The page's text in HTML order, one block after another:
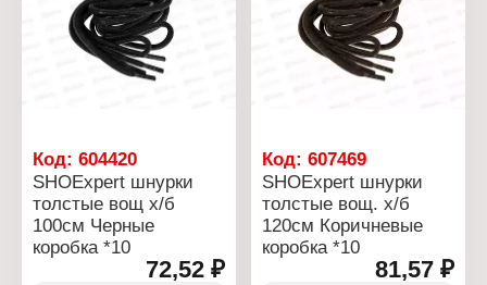
Назначение: для обуви
Цвет: белый
Длина: 150 см
Упаковка: блистер
Упаковка: блистер
Материал: хлопок,
полиэфир
Код: 604420
SHOExpert шнурки
толстые вощ х/б
100см Черные
коробка *10
72,52 ₽
Код:607469
SHOExpert шнурки
толстые вощ. х/б
120см Коричневые
коробка *10
81,57 ₽